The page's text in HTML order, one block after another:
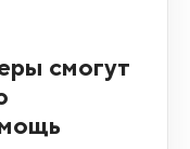
смогут